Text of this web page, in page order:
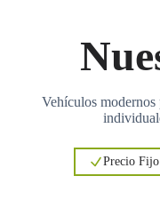
Vehículos modernos
Precio Fijo